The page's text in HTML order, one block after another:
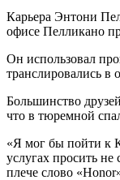
Карьера Энтони
офисе Пелликано
Он использовал
транслировались в
Большинство
что в тюремной
«Я мог бы пойти к
услугах просить
плече слово